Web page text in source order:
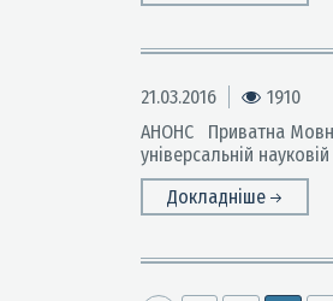
21.03.2016
1910
АНОНС Приватна Мовна
універсальній
Докладніше